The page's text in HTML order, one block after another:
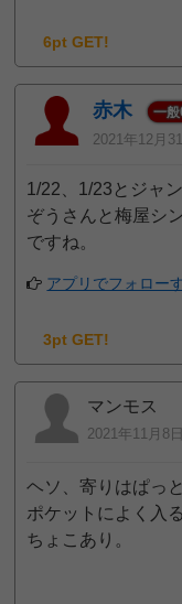
6pt GET!
赤木 一般
2021年12月
1/22、1/23とジャ
ぞうさんと梅屋シ
ですね。
アプリでフォロー
3pt GET!
マンモス
2021年11月8
ヘソ、寄りはぱっ
ポケットによく入
ちょこあり。